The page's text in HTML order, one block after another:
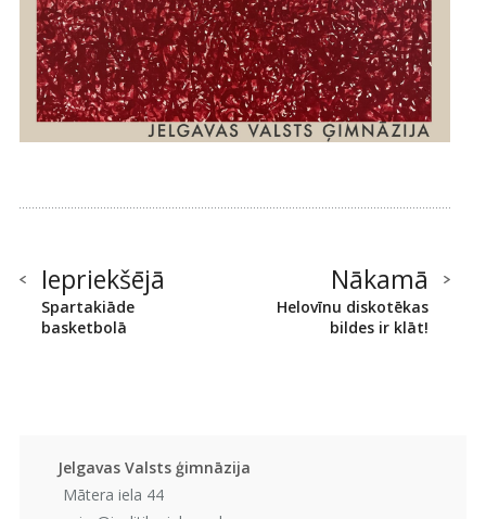
Iepriekšējā
Spartakiāde
basketbolā
Nākamā
Helovīnu diskotēkas
bildes ir klāt!
Jelgavas Valsts ģimnāzija
Mātera iela 44